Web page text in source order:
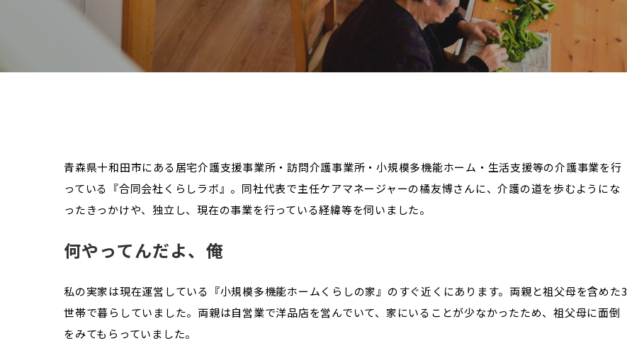
青森県十和田市にある居宅介護支援事業所・訪問介護事業所・小規模多機能ホーム・生活支援等の介護事業を行
っている『合同会社くらしラボ』。同社代表で主任ケアマネージャーの橘友博さんに、介護の道を歩むようにな
ったきっかけや、独立し、現在の事業を行っている経緯等を伺いました。
何やってんだよ、俺
私の実家は現在運営している『小規模多機能ホームくらしの家』のすぐ近くにあります。両親と祖父母を含めた3
世帯で暮らしていました。両親は自営業で洋品店を営んでいて、家にいることが少なかったため、祖父母に面倒
をみてもらっていました。